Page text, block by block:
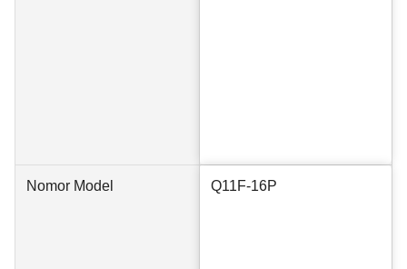
Nomor Model Q11F-16P